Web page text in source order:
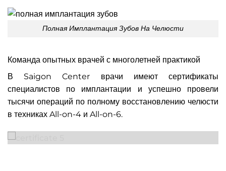
Полная Имплантация Зубов На Челюсти
Команда опытных врачей с многолетней практикой
В Saigon Center врачи имеют сертификаты
специалистов по имплантации и успешно провели
тысячи операций по полному восстановлению челюсти
в техниках All-on-4 и All-on-6.